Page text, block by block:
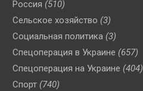
Россия (510)
Сельское хозяйство (3)
Социальная политика (3)
Спецоперация в Украине (657)
Спецоперация на Украине (404)
Спорт (740)